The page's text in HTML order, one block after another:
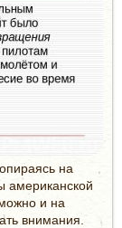
на
американской
и на
внимания.